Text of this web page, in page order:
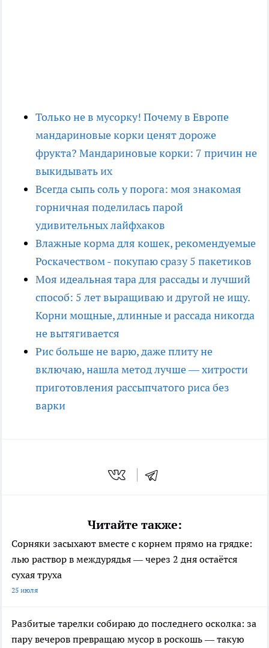
Только не в мусорку! Почему в Европе
мандариновые корки ценят дороже
фрукта? Мандариновые корки: 7 причин не
выкидывать их
Всегда сыпь соль у порога: моя знакомая
горничная поделилась парой
удивительных лайфхаков
Влажные корма для кошек, рекомендуемые
Роскачеством - покупаю сразу 5 пакетиков
Моя идеальная тара для рассады и лучший
способ: 5 лет выращиваю и другой не ищу.
Корни мощные, длинные и рассада никогда
не вытягивается
Рис больше не варю, даже плиту не
включаю, нашла метод лучше — хитрости
приготовления рассыпчатого риса без
варки
Читайте также:
Сорняки засыхают вместе с корнем прямо на грядке:
лью раствор в междурядья — через 2 дня остаётся
сухая труха
25 июля
Разбитые тарелки собираю до последнего осколка: за
пару вечеров превращаю мусор в роскошь — такую